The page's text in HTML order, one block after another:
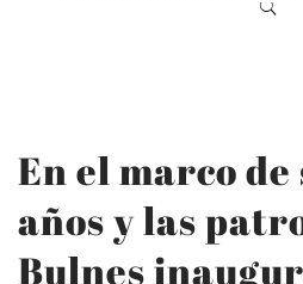
En el marco de
años y las
Bulnes